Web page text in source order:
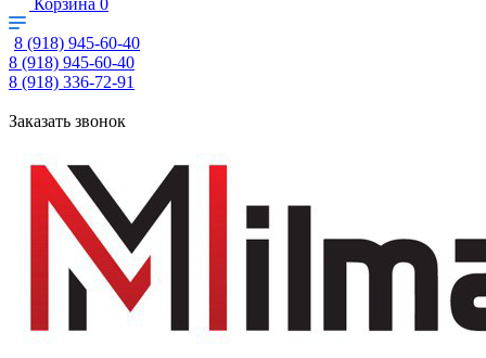
Корзина 0
8 (918) 945-60-40
8 (918) 945-60-40
8 (918) 336-72-91
Заказать звонок